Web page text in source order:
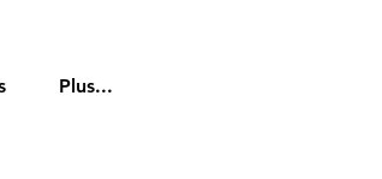
Plus...